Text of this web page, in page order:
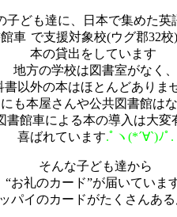
子ども達に、日本で集めた英
車 で支援対象校(ウグ郡32校
本の貸出をしています
地方の学校は図書室がなく、
書以外の本はほとんどありま
も本屋さんや公共図書館はな
書館車による本の導入は大変
喜ばれています.ﾟヽ(*´∀`)ﾉﾟ.
そんな子ども達から
“お礼のカード”が届いていま
パイのカードがたくさんある